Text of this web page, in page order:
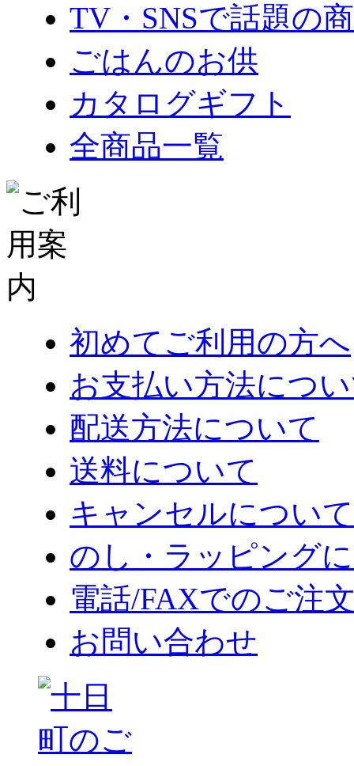
TV・SNSで話題の
ごはんのお供
カタログギフト
全商品一覧
初めてご利用の方へ
お支払い方法につ
配送方法について
送料について
キャンセルについて
のし・ラッピング
電話/FAXでのご注
お問い合わせ